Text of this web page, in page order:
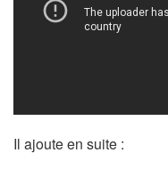
Il ajoute en suite :